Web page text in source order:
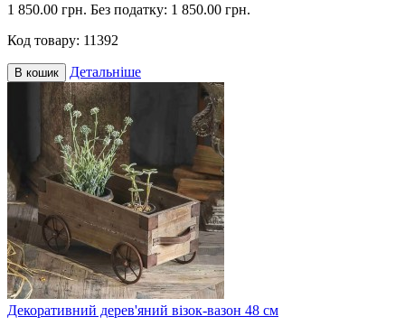
1 850.00 грн. Без податку: 1 850.00 грн.
Код товару: 11392
В кошик Детальніше
Декоративний дерев'яний візок-вазон 48 см